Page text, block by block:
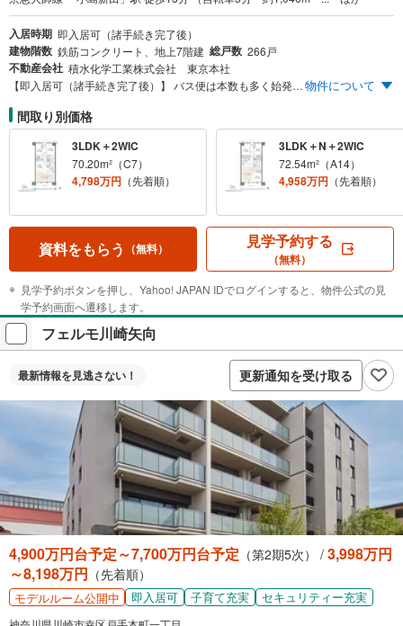
入居時期 即入居可（諸手続き完了後）
建物階数 鉄筋コンクリート、地上7階建 総戸数 266戸
不動産会社 積水化学工業株式会社 東京本社
【即入居可（諸手続き完了後）】 バス便は本数も多く始発もあるアクセス環境 京急大師線 始発駅「小島新田」駅 徒歩13分※サブエントランスより計測。専有面積63.14m²～82.66m²/3LDK中心 全71タイプ 豊富なプランバリエーション パーティルームなど充実の共用施設 車寄せのあるエントランス 駐車場設置率80％ 積水化学グループの先進のスマート＆インフラ技術物件について
間取り別価格
3LDK＋2WIC
70.20m²（C7）
4,798万円 （先着順）
3LDK＋N＋2WIC
72.54m²（A14）
4,958万円 （先着順）
資料をもらう （無料） 見学予約する
（無料）
見学予約ボタンを押し、Yahoo! JAPAN IDでログインすると、物件公式の見
学予約画面へ遷移します。
フェルモ川崎矢向
最新情報を見逃さない！ 更新通知を受け取る
4,900万円台予定～7,700万円台予定 （第2期5次） / 3,998万円
～8,198万円 （先着順）
モデルルーム公開中 即入居可 子育て充実 セキュリティー充実